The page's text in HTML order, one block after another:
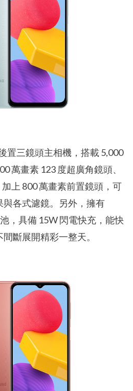
置三鏡頭主相機，搭載 5,000
萬畫素 123 度超廣角鏡頭、
上 800 萬畫素前置鏡頭，可
與各式濾鏡。另外，擁有
，具備 15W 閃電快充，能快
斷展開精彩一整天。